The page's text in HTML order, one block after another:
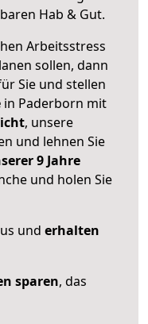
Hab & Gut.
Arbeitsstress
sollen, dann
Sie und stellen
in Paderborn mit
, unsere
und lehnen Sie
9 Jahre
und holen Sie
und erhalten
sparen, das